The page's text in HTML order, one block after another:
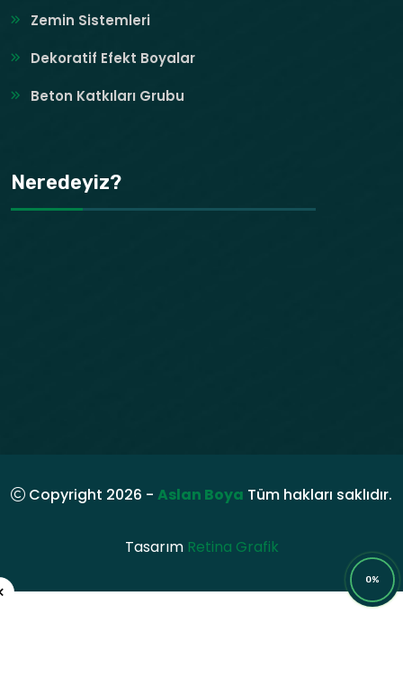
Zemin Sistemleri
Dekoratif Efekt Boyalar
Beton Katkıları Grubu
Neredeyiz?
Copyright 2026 - Aslan Boya Tüm hakları saklıdır.
Tasarım Retina Grafik
0%